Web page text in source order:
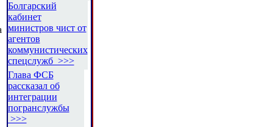
Болгарский
кабинет
министров чист от
агентов
коммунистических
спецслужб >>>
Глава ФСБ
рассказал об
интеграции
погранслужбы
>>>